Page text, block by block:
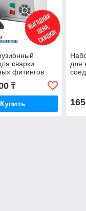
сварки
фитингов
300 Junior
₸
Купить
для